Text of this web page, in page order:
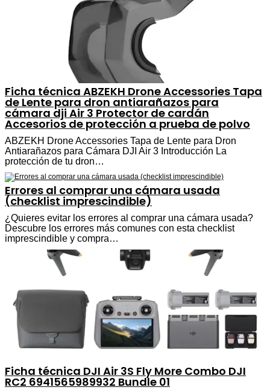
Ficha técnica ABZEKH Drone Accessories Tapa
de Lente para dron antiarañazos para
cámara dji Air 3 Protector de cardán
Accesorios de protección a prueba de polvo
ABZEKH Drone Accessories Tapa de Lente para Dron
Antiarañazos para Cámara DJI Air 3 Introducción La
protección de tu dron…
Errores al comprar una cámara usada
(checklist imprescindible)
¿Quieres evitar los errores al comprar una cámara usada?
Descubre los errores más comunes con esta checklist
imprescindible y compra…
Ficha técnica DJI Air 3S Fly More Combo DJI
RC2 6941565989932 Bundle 01